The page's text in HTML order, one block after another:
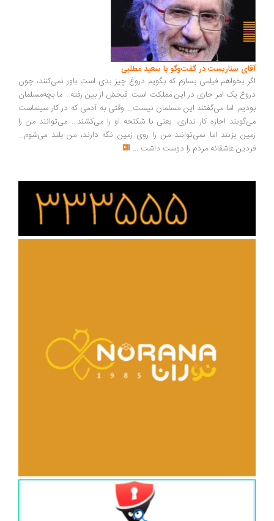
سناریست در گفت‌وگو با سعید مطلبی
بخواهم فیلمی بسازم که بگویم دروغ چیز بدی است باور نمی‌کنند، چون
یک امر جاری در این مملکت است. قبحش از بین رفته... ما بچه‌مسلمان
اما می‌گفتند این مسلمان نیست... وقتی به آدمی که در کار سینماست
اجازه کار نداری، یعنی با شکنجه او را می‌کشند... می‌توانند من را
بزنند اما نمی‌توانند من را روی زمین نگه دارند، من بلند می‌شوم...
عاشقانه مردم را دوست داشت ...